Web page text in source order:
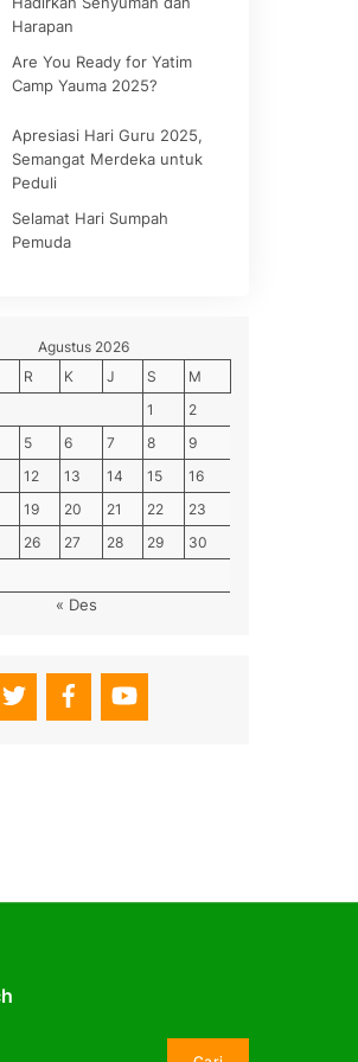
Harapan
Are You Ready for Yatim
Camp Yauma 2025?
Apresiasi Hari Guru 2025,
Semangat Merdeka untuk
Peduli
Selamat Hari Sumpah
Pemuda
Agustus 2026
R K J S
M
1
2
5 6 7 8
9
12 13 14 15
16
19 20 21 22
23
26 27 28 29
30
« Des